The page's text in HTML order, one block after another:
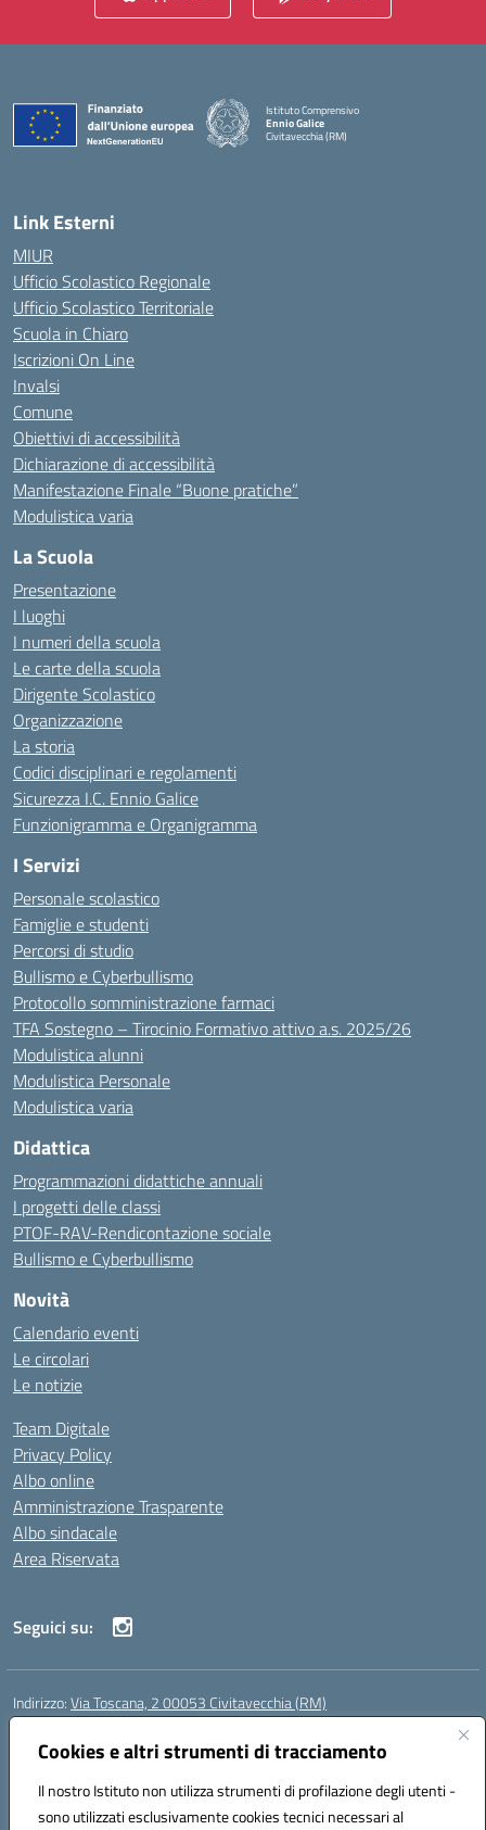
Cookies e altri strumenti di tracciamento
Il nostro Istituto non utilizza strumenti di profilazione degli utenti -
sono utilizzati esclusivamente cookies tecnici necessari al
Istituto Comprensivo
Ennio Galice
Civitavecchia (RM)
Link Esterni
MIUR
Ufficio Scolastico Regionale
Ufficio Scolastico Territoriale
Scuola in Chiaro
Iscrizioni On Line
Invalsi
Comune
Obiettivi di accessibilità
Dichiarazione di accessibilità
Manifestazione Finale “Buone pratiche”
Modulistica varia
La Scuola
Presentazione
I luoghi
I numeri della scuola
Le carte della scuola
Dirigente Scolastico
Organizzazione
La storia
Codici disciplinari e regolamenti
Sicurezza I.C. Ennio Galice
Funzionigramma e Organigramma
I Servizi
Personale scolastico
Famiglie e studenti
Percorsi di studio
Bullismo e Cyberbullismo
Protocollo somministrazione farmaci
TFA Sostegno – Tirocinio Formativo attivo a.s. 2025/26
Modulistica alunni
Modulistica Personale
Modulistica varia
Didattica
Programmazioni didattiche annuali
I progetti delle classi
PTOF-RAV-Rendicontazione sociale
Bullismo e Cyberbullismo
Novità
Calendario eventi
Le circolari
Le notizie
Team Digitale
Privacy Policy
Albo online
Amministrazione Trasparente
Albo sindacale
Area Riservata
Seguici su:
Indirizzo:Via Toscana, 2 00053 Civitavecchia (RM)
Centralino:
Posta elettronica certificata (PEC):rmic8b900g@pec.istruzione.it
Codice fiscale: 91038380589
Codice meccanografico:RMIC8B900G